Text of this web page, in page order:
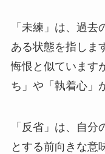
「未練」は、過
ある状態を指しま
悔恨と似ています
ち」や「執着心」
「反省」は、自
とする前向きな意